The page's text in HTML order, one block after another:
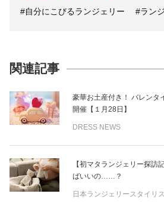
#自分にこびるランジェリー #ラン
関連記事
豪華お土産付き！ バレンタ
開催【１月28日】
DRESS NEWS
【初マタランジェリー探訪
ばいいの……？
日本ランジェリースタイリ